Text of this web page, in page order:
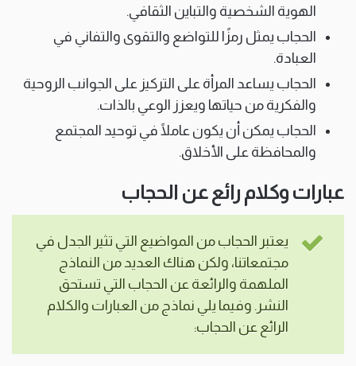
الهوية الشخصية والتباين الثقافي.
الحجاب يمثل رمزًا للتواضع والتقوى والتفاني في
العبادة.
الحجاب يساعد المرأة على التركيز على الجوانب الروحية
والفكرية من حياتها ويعزز الوعي بالذات.
الحجاب يمكن أن يكون عاملًا في توحيد المجتمع
والمحافظة على الأخلاق.
عبارات وكلام رائع عن الحجاب
يعتبر الحجاب من المواضيع التي تثير الجدل في
مجتمعاتنا، ولكن هناك العديد من النماذج
الملهمة والرائعة عن الحجاب التي تستحق
النشر. وفيما يلي نماذج من العبارات والكلام
الرائع عن الحجاب: